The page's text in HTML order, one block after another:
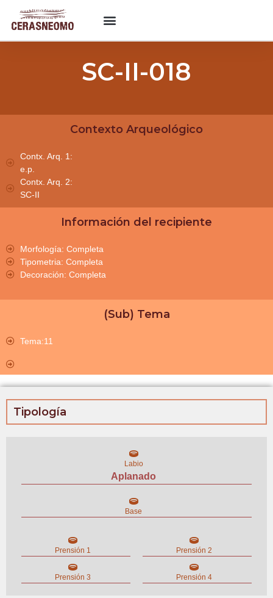
SC-II-018
Contexto Arqueológico
Contx. Arq. 1:
e.p.
Contx. Arq. 2:
SC-II
Información del recipiente
Morfología: Completa
Tipometria: Completa
Decoración: Completa
(Sub) Tema
Tema:11
Tipología
Labio
Aplanado
Base
Prensión 1 Prensión 2
Prensión 3 Prensión 4